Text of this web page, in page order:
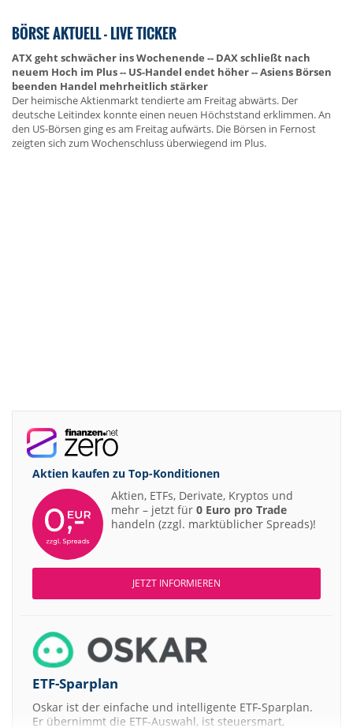
BÖRSE AKTUELL - LIVE TICKER
ATX geht schwächer ins Wochenende -- DAX schließt nach
neuem Hoch im Plus -- US-Handel endet höher -- Asiens Börsen
beenden Handel mehrheitlich stärker
Der heimische Aktienmarkt tendierte am Freitag abwärts. Der
deutsche Leitindex konnte einen neuen Höchststand erklimmen. An
den US-Börsen ging es am Freitag aufwärts. Die Börsen in Fernost
zeigten sich zum Wochenschluss überwiegend im Plus.
Aktien kaufen zu Top-Konditionen
Aktien, ETFs, Derivate, Kryptos und
mehr – jetzt für 0 Euro pro Trade
handeln (zzgl. marktüblicher Spreads)!
JETZT INFORMIEREN
ETF-Sparplan
Oskar ist der einfache und intelligente ETF-Sparplan.
Er übernimmt die ETF-Auswahl, ist steuersmart,